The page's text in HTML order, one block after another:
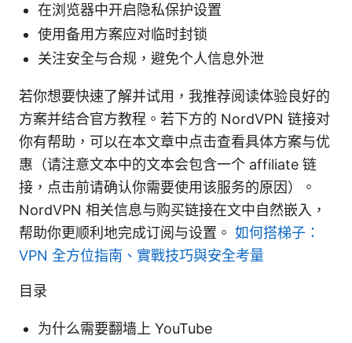
在浏览器中开启隐私保护设置
使用备用方案应对临时封锁
关注安全与合规，避免个人信息外泄
若你想要快速了解并试用，我推荐阅读体验良好的
方案并结合官方教程。若下方的 NordVPN 链接对
你有帮助，可以在本文章中点击查看具体方案与优
惠（请注意文本中的文本会包含一个 affiliate 链
接，点击前请确认你需要使用该服务的原因）。
NordVPN 相关信息与购买链接在文中自然嵌入，
帮助你更顺利地完成订阅与设置。 如何搭梯子：
VPN 全方位指南、實戰技巧與安全考量
目录
为什么需要翻墙上 YouTube